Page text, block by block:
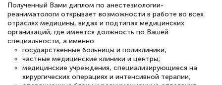
Всем добрый день! Я прошла курс
повышени каалификации по
специальности «Тренер-преподаватель
по тяжелой атлетике»! Хочется
подчеркуть, что при обращении
Полученный Вами диплом по анестезиологии-
реаниматологи открывает возможности в работе во всех
отраслях медицины, видах и подтипах медицинских
организаций, где имеется должность по Вашей
специальности, а именно:
государственные больницы и поликлиники;
частные медицинские клиники и центры;
медицинские учреждения, специализирующиеся на
хирургических операциях и интенсивной терапии;